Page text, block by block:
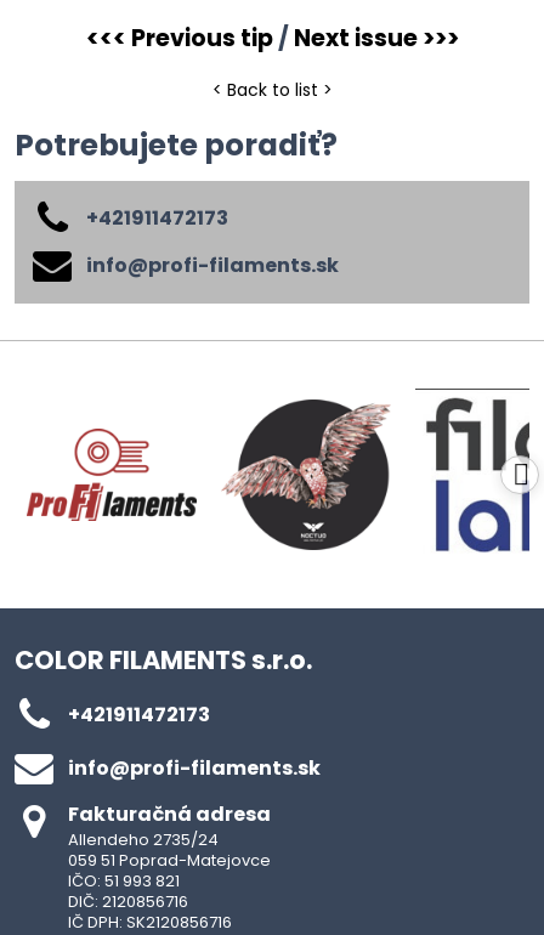
<<< Previous tip/ Next issue >>>
< Back to list >
Potrebujete poradiť?
+421911472173
info​@profi-filaments​.sk
COLOR FILAMENTS s.r.o.
+421911472173
info​@profi-filaments​.sk
Fakturačná adresa
Allendeho 2735/24
059 51 Poprad-Matejovce
IČO: 51 993 821
DIČ: 2120856716
IČ DPH: SK2120856716